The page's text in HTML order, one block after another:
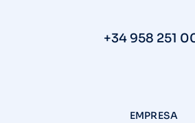
+34 958 251
EMPRESA